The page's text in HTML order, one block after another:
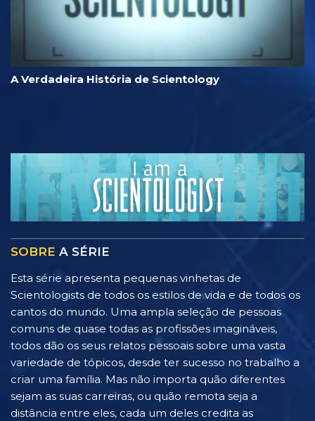
A Verdadeira História de Scientology
SOBRE A SÉRIE
Esta série apresenta pequenas vinhetas de
Scientologists de todos os estilos de vida e de todos os
cantos do mundo. Uma ampla seleção de pessoas
comuns de quase todas as profissões imagináveis,
todos dão os seus relatos pessoais sobre uma vasta
variedade de tópicos, desde ter sucesso no trabalho a
criar uma família. Mas não importa quão diferentes
sejam as suas carreiras, ou quão remota seja a
distância entre eles, cada um deles credita as